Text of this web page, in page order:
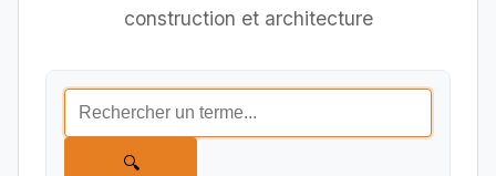
construction et architecture
🔍